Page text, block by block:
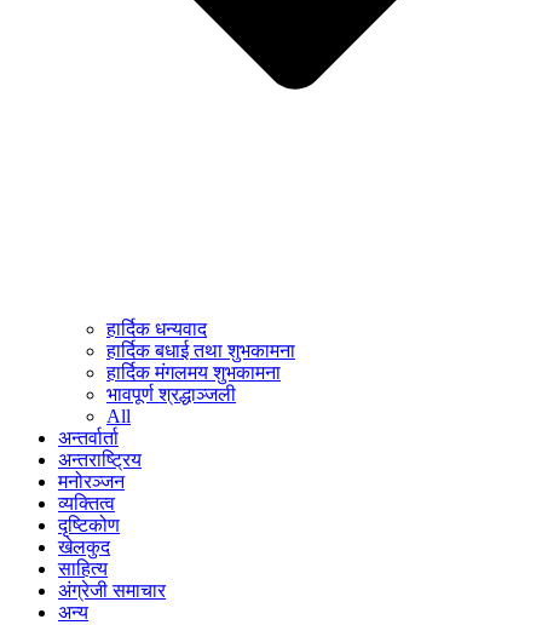
हार्दिक धन्यवाद
हार्दिक बधाई तथा शुभकामना
हार्दिक मंगलमय शुभकामना
भावपूर्ण श्रद्धाञ्जली
All
अन्तर्वार्ता
अन्तराष्ट्रिय
मनोरञ्जन
व्यक्तित्व
दृष्टिकोण
खेलकुद
साहित्य
अंग्रेजी समाचार
अन्य